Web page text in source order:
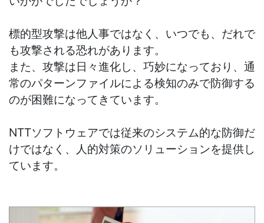
標的型攻撃は他人事ではなく、いつでも、だれで
も攻撃される恐れがあります。
また、攻撃は日々進化し、巧妙になっており、通
常のパターンファイルによる検知のみで防御する
のが困難になってきています。
NTTソフトウェアでは従来のシステム的な防御だ
けではなく、人的対策のソリューションを提供し
ています。